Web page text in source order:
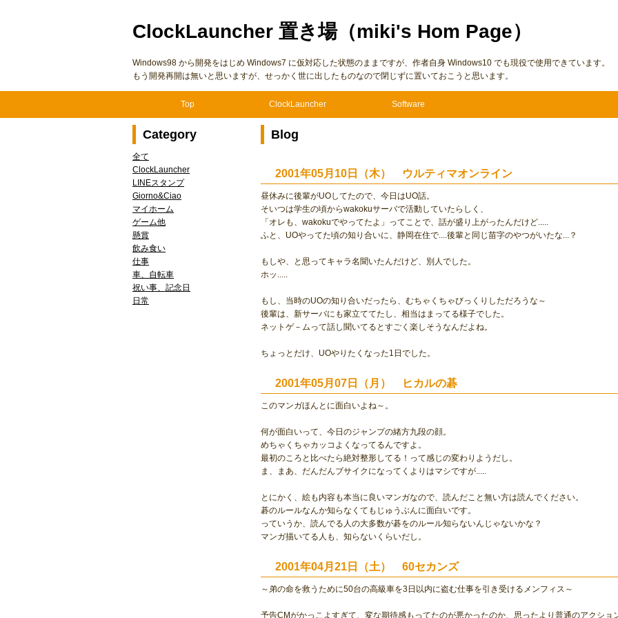
ClockLauncher 置き場（miki's Hom Page）
Windows98 から開発をはじめ Windows7 に仮対応した状態のままですが、作者自身 Windows10 でも現役で使用できています。
もう開発再開は無いと思いますが、せっかく世に出したものなので閉じずに置いておこうと思います。
Top ClockLauncher Software
Blog
2001年05月10日（木） ウルティマオンライン
昼休みに後輩がUOしてたので、今日はUO話。
そいつは学生の頃からwakokuサーバで活動していたらしく、
「オレも、wakokuでやってたよ」ってことで、話が盛り上がったんだけど.....
ふと、UOやってた頃の知り合いに、静岡在住で....後輩と同じ苗字のやつがいたな...？
もしや、と思ってキャラ名聞いたんだけど、別人でした。
ホッ.....
もし、当時のUOの知り合いだったら、むちゃくちゃびっくりしただろうな～
後輩は、新サーバにも家立ててたし、相当はまってる様子でした。
ネットゲ－ムって話し聞いてるとすごく楽しそうなんだよね。
ちょっとだけ、UOやりたくなった1日でした。
2001年05月07日（月） ヒカルの碁
このマンガほんとに面白いよね～。
何が面白いって、今日のジャンプの緒方九段の顔。
めちゃくちゃカッコよくなってるんですよ。
最初のころと比べたら絶対整形してる！って感じの変わりようだし。
ま、まあ、だんだんブサイクになってくよりはマシですが.....
とにかく、絵も内容も本当に良いマンガなので、読んだこと無い方は読んでください。
碁のルールなんか知らなくてもじゅうぶんに面白いです。
っていうか、読んでる人の大多数が碁をのルール知らないんじゃないかな？
マンガ描いてる人も、知らないくらいだし。
2001年04月21日（土） 60セカンズ
～弟の命を救うために50台の高級車を3日以内に盗む仕事を引き受けるメンフィス～
予告CMがかっこよすぎて、変な期待感もってたのが悪かったのか、思ったより普通のアクショ
Category
全て
ClockLauncher
LINEスタンプ
Giorno&Ciao
マイホーム
ゲーム他
懸賞
飲み食い
仕事
車、自転車
祝い事、記念日
日常